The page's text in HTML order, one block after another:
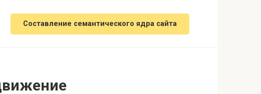
Составление семантического ядра сайта